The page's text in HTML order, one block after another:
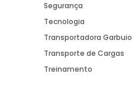
Segurança
Tecnologia
Transportadora Garbuio
Transporte de Cargas
Treinamento